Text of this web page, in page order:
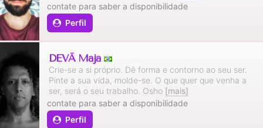
Perfil
contate para saber a disponibilidade
DEVĀ Mājā
Crie-se a si próprio. Dê forma e contorno ao seu ser.
Pinte a sua vida, molde-se. O que quer que venha a
ser, será o seu trabalho. Osho [mais]
Perfil
contate para saber a disponibilidade